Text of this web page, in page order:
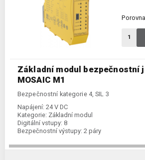
Základní modul bezpečnostní
MOSAIC M1
Bezpečnostní kategorie 4, SIL 3
Napájení: 24 V DC
Kategorie: Základní modul
Digitální vstupy: 8
Bezpečnostní výstupy: 2 páry